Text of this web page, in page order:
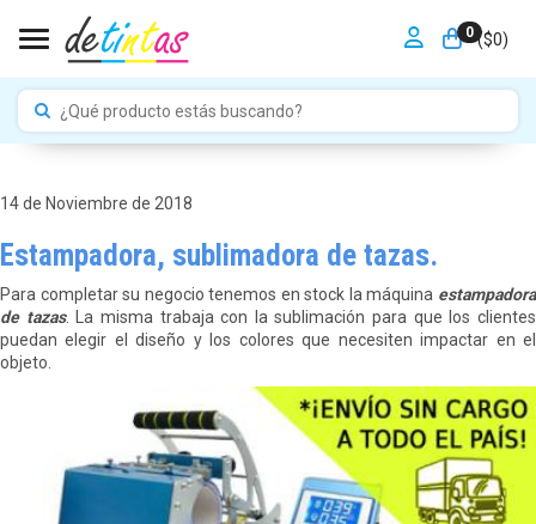
0 ($0)
Toggle navigation
14 de Noviembre de 2018
Estampadora, sublimadora de tazas.
Para completar su negocio tenemos en stock la máquina estampadora
de tazas. La misma trabaja con la sublimación para que los clientes
puedan elegir el diseño y los colores que necesiten impactar en el
objeto.